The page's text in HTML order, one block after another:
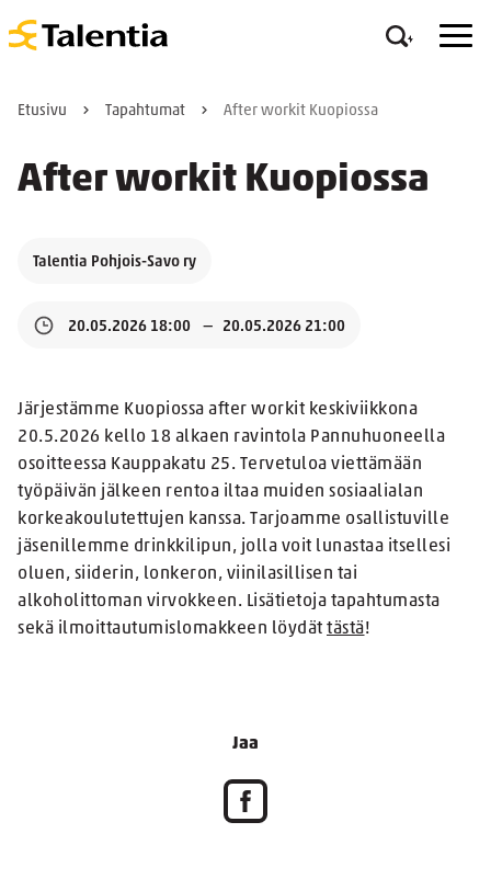
Etusivu Tapahtumat After workit Kuopiossa
After workit Kuopiossa
Talentia Pohjois-Savo ry
20.05.2026 18:00 20.05.2026 21:00
Järjestämme Kuopiossa after workit keskiviikkona
20.5.2026 kello 18 alkaen ravintola Pannuhuoneella
osoitteessa Kauppakatu 25. Tervetuloa viettämään
työpäivän jälkeen rentoa iltaa muiden sosiaalialan
korkeakoulutettujen kanssa. Tarjoamme osallistuville
jäsenillemme drinkkilipun, jolla voit lunastaa itsellesi
oluen, siiderin, lonkeron, viinilasillisen tai
alkoholittoman virvokkeen. Lisätietoja tapahtumasta
sekä ilmoittautumislomakkeen löydät tästä!
Jaa